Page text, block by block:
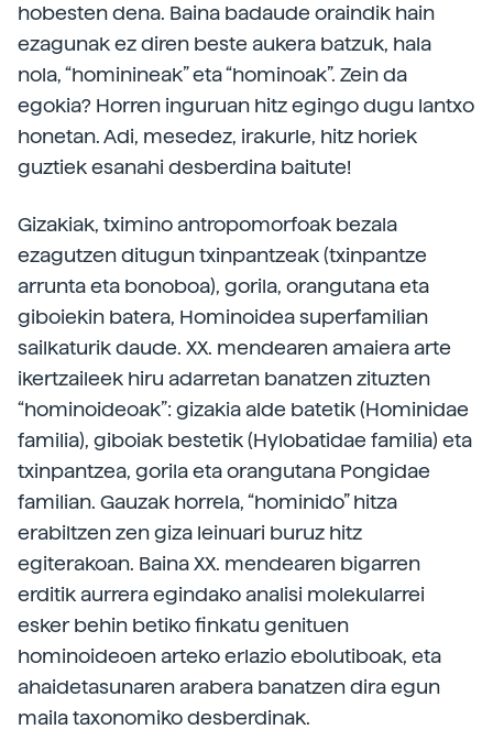
hobesten dena. Baina badaude oraindik hain
ezagunak ez diren beste aukera batzuk, hala
nola, “hominineak” eta “hominoak”. Zein da
egokia? Horren inguruan hitz egingo dugu lantxo
honetan. Adi, mesedez, irakurle, hitz horiek
guztiek esanahi desberdina baitute!
Gizakiak, tximino antropomorfoak bezala
ezagutzen ditugun txinpantzeak (txinpantze
arrunta eta bonoboa), gorila, orangutana eta
giboiekin batera, Hominoidea superfamilian
sailkaturik daude. XX. mendearen amaiera arte
ikertzaileek hiru adarretan banatzen zituzten
“hominoideoak”: gizakia alde batetik (Hominidae
familia), giboiak bestetik (Hylobatidae familia) eta
txinpantzea, gorila eta orangutana Pongidae
familian. Gauzak horrela, “hominido” hitza
erabiltzen zen giza leinuari buruz hitz
egiterakoan. Baina XX. mendearen bigarren
erditik aurrera egindako analisi molekularrei
esker behin betiko finkatu genituen
hominoideoen arteko erlazio ebolutiboak, eta
ahaidetasunaren arabera banatzen dira egun
maila taxonomiko desberdinak.